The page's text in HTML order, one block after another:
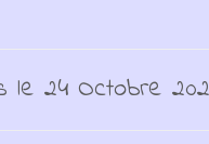
24 Octobre